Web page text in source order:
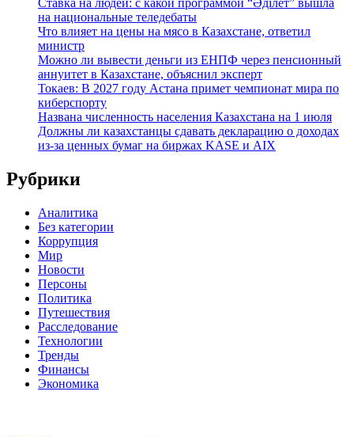
Ставка на людей: с какой программой “Әділет” вышла
на национальные теледебаты
Что влияет на цены на мясо в Казахстане, ответил
министр
Можно ли вывести деньги из ЕНПФ через пенсионный
аннуитет в Казахстане, объяснил эксперт
Токаев: В 2027 году Астана примет чемпионат мира по
киберспорту
Названа численность населения Казахстана на 1 июля
Должны ли казахстанцы сдавать декларацию о доходах
из-за ценных бумаг на биржах KASE и AIX
Рубрики
Аналитика
Без категории
Коррупция
Мир
Новости
Персоны
Политика
Путешествия
Расследование
Технологии
Тренды
Финансы
Экономика